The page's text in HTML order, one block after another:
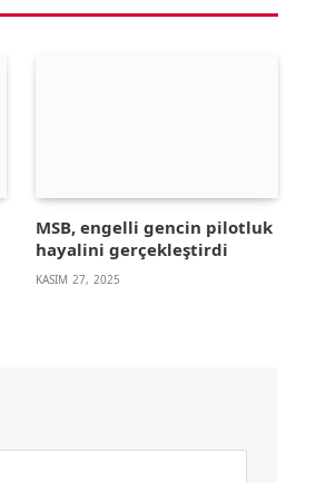
MSB, engelli gencin pilotluk
hayalini gerçekleştirdi
KASIM 27, 2025